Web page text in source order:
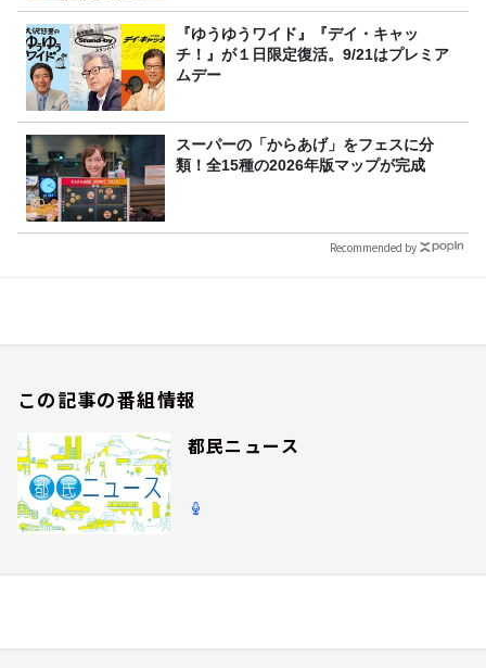
『ゆうゆうワイド』『デイ・キャッ
チ！』が１日限定復活。9/21はプレミア
ムデー
スーパーの「からあげ」をフェスに分
類！全15種の2026年版マップが完成
Recommended by
この記事の番組情報
都民ニュース